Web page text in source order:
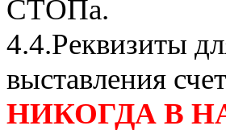
СТОПа.
4.4.Реквизиты
выставления
НИКОГДА В